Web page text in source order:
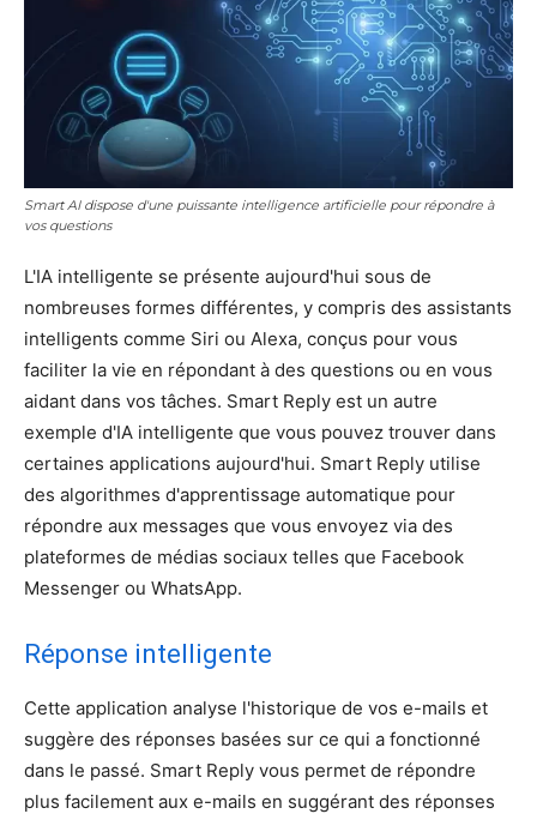
Smart AI dispose d'une puissante intelligence artificielle pour répondre à
vos questions
L'IA intelligente se présente aujourd'hui sous de
nombreuses formes différentes, y compris des assistants
intelligents comme Siri ou Alexa, conçus pour vous
faciliter la vie en répondant à des questions ou en vous
aidant dans vos tâches. Smart Reply est un autre
exemple d'IA intelligente que vous pouvez trouver dans
certaines applications aujourd'hui. Smart Reply utilise
des algorithmes d'apprentissage automatique pour
répondre aux messages que vous envoyez via des
plateformes de médias sociaux telles que Facebook
Messenger ou WhatsApp.
Réponse intelligente
Cette application analyse l'historique de vos e-mails et
suggère des réponses basées sur ce qui a fonctionné
dans le passé. Smart Reply vous permet de répondre
plus facilement aux e-mails en suggérant des réponses